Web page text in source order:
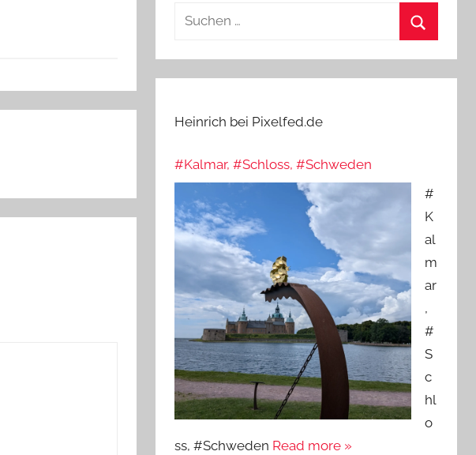
Suchen
Heinrich bei Pixelfed.de
#Kalmar, #Schloss, #Schweden
#
K
al
m
ar
,
#
S
c
hl
o
ss, #Schweden Read more »